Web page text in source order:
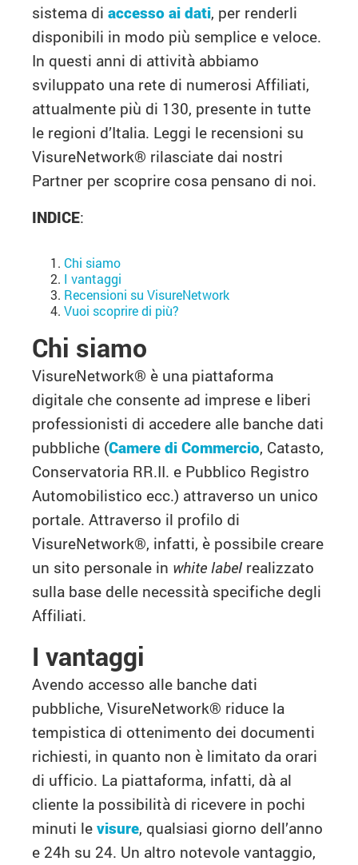
sistema di accesso ai dati, per renderli
disponibili in modo più semplice e veloce.
In questi anni di attività abbiamo
sviluppato una rete di numerosi Affiliati,
attualmente più di 130, presente in tutte
le regioni d’Italia. Leggi le recensioni su
VisureNetwork® rilasciate dai nostri
Partner per scoprire cosa pensano di noi.
INDICE:
Chi siamo
I vantaggi
Recensioni su VisureNetwork
Vuoi scoprire di più?
Chi siamo
VisureNetwork® è una piattaforma
digitale che consente ad imprese e liberi
professionisti di accedere alle banche dati
pubbliche (Camere di Commercio, Catasto,
Conservatoria RR.II. e Pubblico Registro
Automobilistico ecc.) attraverso un unico
portale. Attraverso il profilo di
VisureNetwork®, infatti, è possibile creare
un sito personale in white labelrealizzato
sulla base delle necessità specifiche degli
Affiliati.
I vantaggi
Avendo accesso alle banche dati
pubbliche, VisureNetwork® riduce la
tempistica di ottenimento dei documenti
richiesti, in quanto non è limitato da orari
di ufficio. La piattaforma, infatti, dà al
cliente la possibilità di ricevere in pochi
minuti le visure, qualsiasi giorno dell’anno
e 24h su 24. Un altro notevole vantaggio,